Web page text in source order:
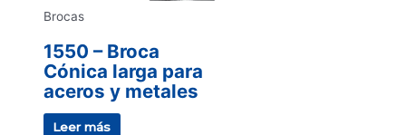
Brocas
1550 – Broca
Cónica larga para
aceros y metales
Leer más